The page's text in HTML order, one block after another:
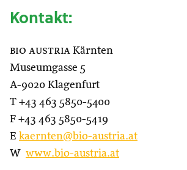
Kontakt:
bio austria Kärnten
Museumgasse 5
A-9020 Klagenfurt
T +43 463 5850-5400
F +43 463 5850-5419
E kaernten@bio-austria.at
W www.bio-austria.at